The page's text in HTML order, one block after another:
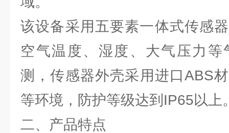
该设备采用五要素一体式传感
空气温度、湿度、大气压力
测，传感器外壳采用进口ABS
等环境，防护等级达到IP65以上
二、产品特点